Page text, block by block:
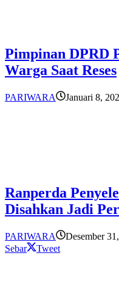
Pimpinan DPRD
Warga Saat Reses
PARIWARA Januari 8,
Ranperda
Disahkan Jadi
PARIWARA Desember
Sebar
Tweet